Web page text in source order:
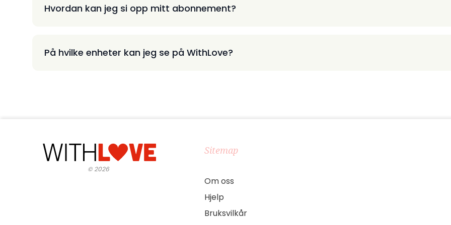
Hvordan kan jeg si opp mitt abonnement?
På hvilke enheter kan jeg se på WithLove?
©2026
Sitemap
Om oss
Hjelp
Bruksvilkår